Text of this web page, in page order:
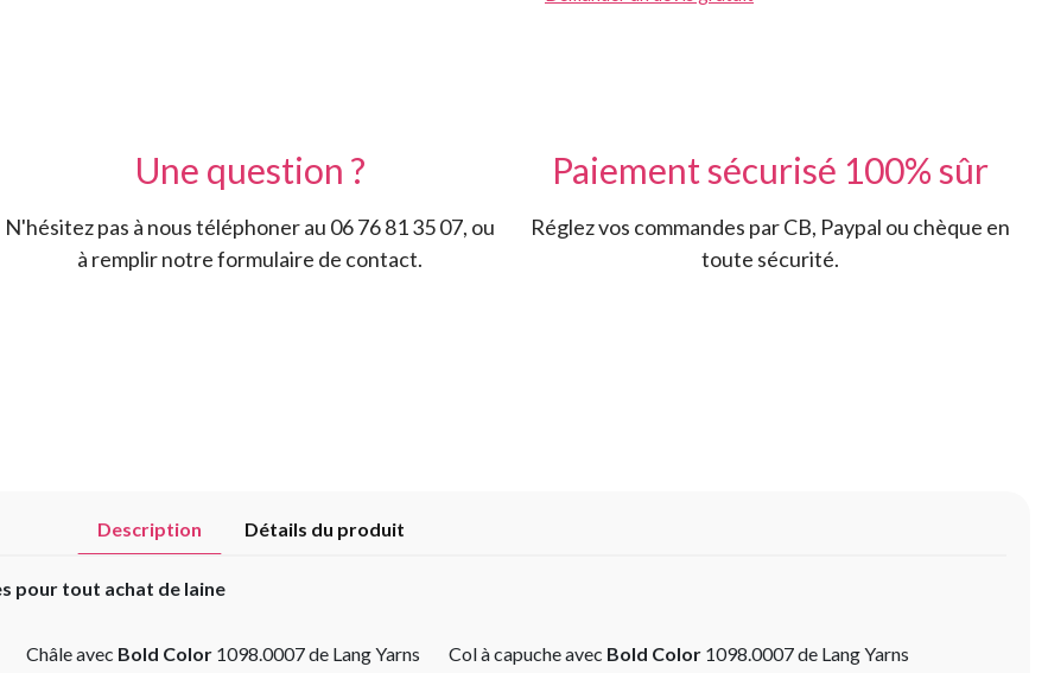
Une question ?
N'hésitez pas à nous téléphoner au 06 76 81 35 07, ou
à remplir notre formulaire de contact.
Paiement sécurisé 100% sûr
Réglez vos commandes par CB, Paypal ou chèque en
toute sécurité.
Description Détails du produit
pour tout achat de laine
Châle avec Bold Color 1098.0007 de Lang Yarns Col à capuche avec Bold Color 1098.0007 de Lang Yarns